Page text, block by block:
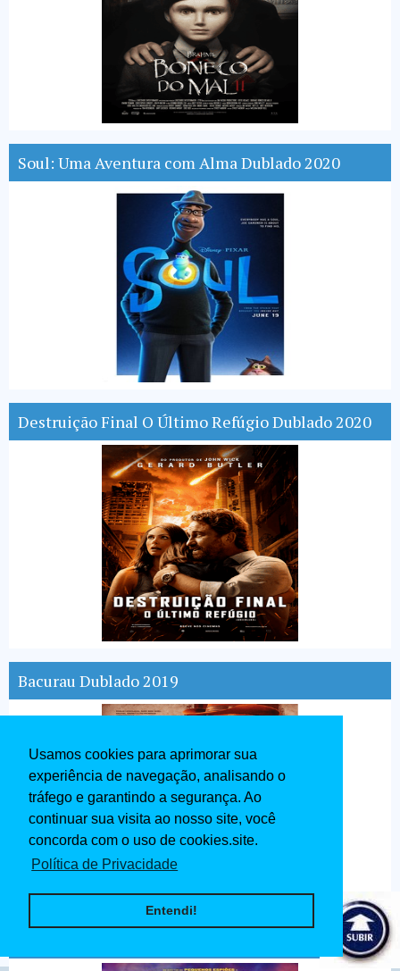
Usamos cookies para aprimorar sua
experiência de navegação, analisando o
tráfego e garantindo a segurança. Ao
continuar sua visita ao nosso site, você
concorda com o uso de cookies.site.
Política de Privacidade
Entendi!
Soul: Uma Aventura com Alma Dublado 2020
Destruição Final O Último Refúgio Dublado 2020
Bacurau Dublado 2019